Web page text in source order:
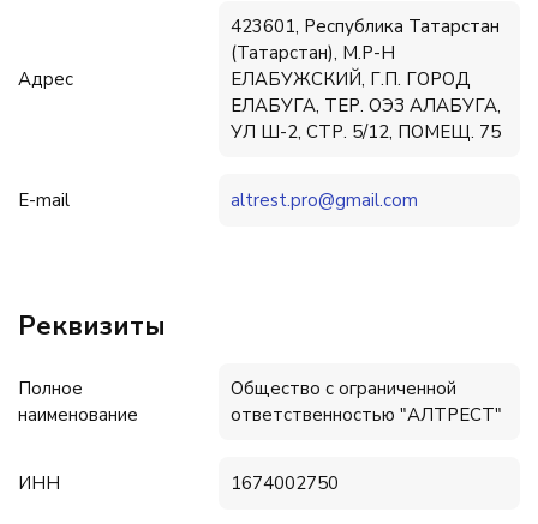
Адрес
423601, Республика Татарстан
(Татарстан), М.Р-Н
ЕЛАБУЖСКИЙ, Г.П. ГОРОД
ЕЛАБУГА, ТЕР. ОЭЗ АЛАБУГА,
УЛ Ш-2, СТР. 5/12, ПОМЕЩ. 75
E-mail altrest.pro@gmail.com
Реквизиты
Полное
наименование
Общество с ограниченной
ответственностью "АЛТРЕСТ"
ИНН 1674002750